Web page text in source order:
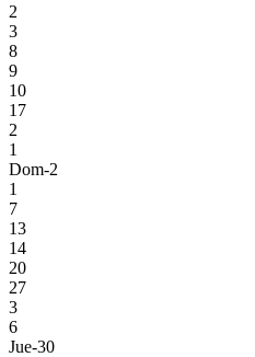
2
3
8
9
10
17
2
1
Dom-2
1
7
13
14
20
27
3
6
Jue-30